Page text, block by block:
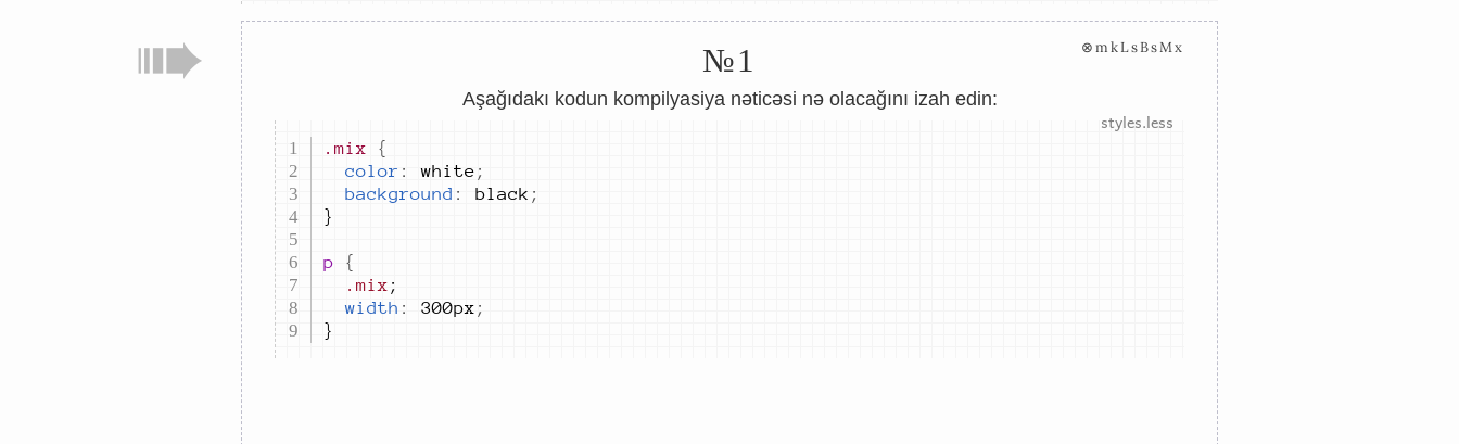
№1 ⊗mkLsBsMx
Aşağıdakı kodun kompilyasiya nəticəsi nə olacağını izah edin:
.mix
{
color : white ;
background : black ;
p {
.mix
width : 300px ;
}